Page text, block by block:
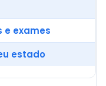
e exames
estado